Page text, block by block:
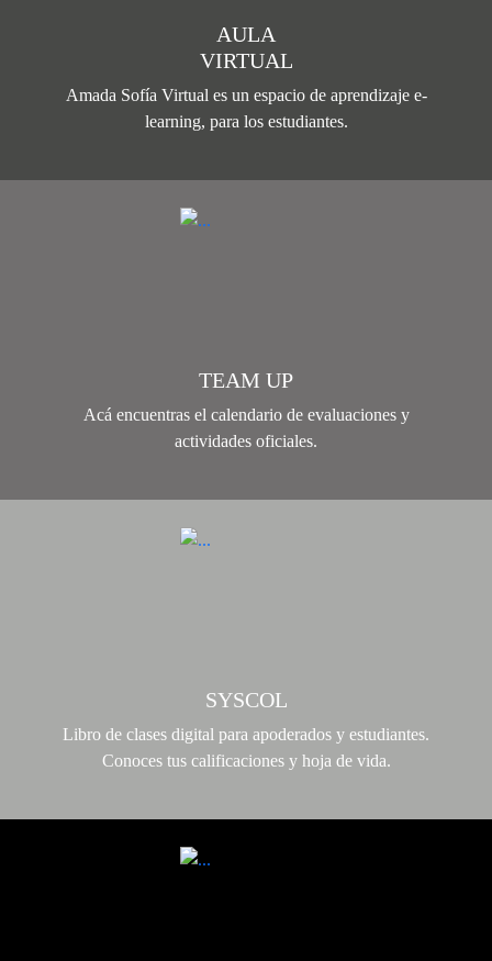
AULA
VIRTUAL
Amada Sofía Virtual es un espacio de aprendizaje e-
learning, para los estudiantes.
TEAM UP
Acá encuentras el calendario de evaluaciones y
actividades oficiales.
SYSCOL
Libro de clases digital para apoderados y estudiantes.
Conoces tus calificaciones y hoja de vida.